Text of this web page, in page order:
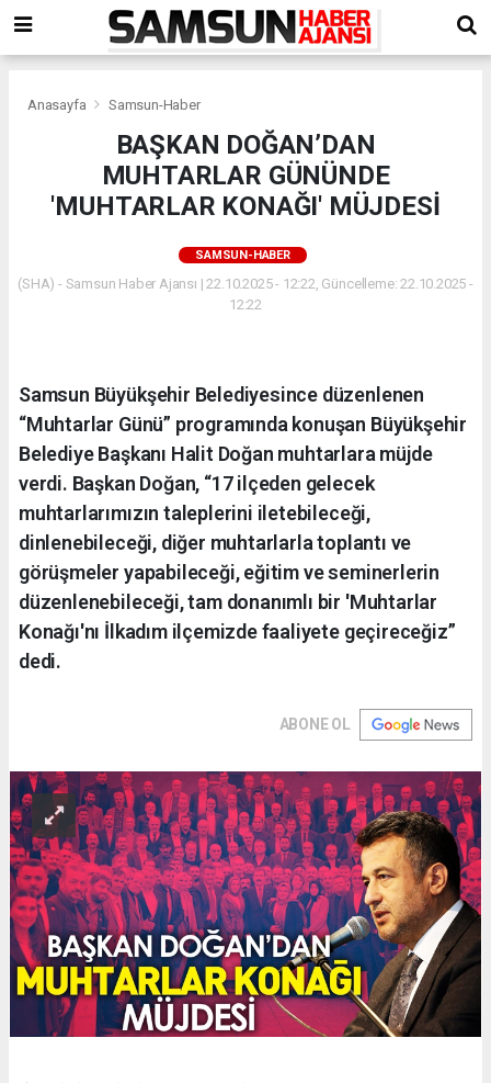
Anasayfa Samsun-Haber
BAŞKAN DOĞAN’DAN
MUHTARLAR GÜNÜNDE
'MUHTARLAR KONAĞI' MÜJDESİ
SAMSUN-HABER
(SHA) - Samsun Haber Ajansı | 22.10.2025 - 12:22, Güncelleme: 22.10.2025 -
12:22
Samsun Büyükşehir Belediyesince düzenlenen
“Muhtarlar Günü” programında konuşan Büyükşehir
Belediye Başkanı Halit Doğan muhtarlara müjde
verdi. Başkan Doğan, “17 ilçeden gelecek
muhtarlarımızın taleplerini iletebileceği,
dinlenebileceği, diğer muhtarlarla toplantı ve
görüşmeler yapabileceği, eğitim ve seminerlerin
düzenlenebileceği, tam donanımlı bir 'Muhtarlar
Konağı'nı İlkadım ilçemizde faaliyete geçireceğiz”
dedi.
ABONE OL